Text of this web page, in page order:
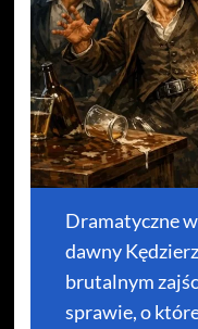
Dramatyczne
dawny
brutalnym
sprawie, o